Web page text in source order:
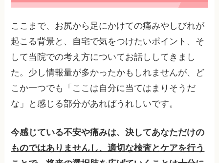
ここまで、お尻から足にかけての痛みやしびれが
起こる背景と、自宅で気をつけたいポイント、そ
して当院での考え方についてお話ししてきまし
た。少し情報量が多かったかもしれませんが、ど
こか一つでも「ここは自分に当てはまりそうだ
な」と感じる部分があればうれしいです。
今感じている不安や痛みは、決してあなただけの
ものではありませんし、適切な検査とケアを行う